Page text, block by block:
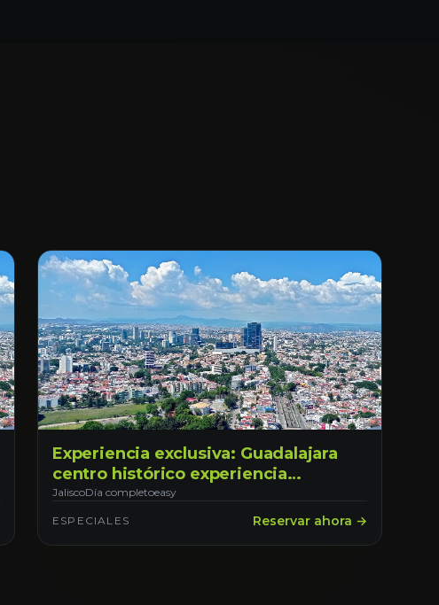
Experiencia exclusiva: Guadalajara
centro histórico experiencia
irrepetible en Jalisco
JaliscoDía completoeasy
ESPECIALES Reservar ahora →